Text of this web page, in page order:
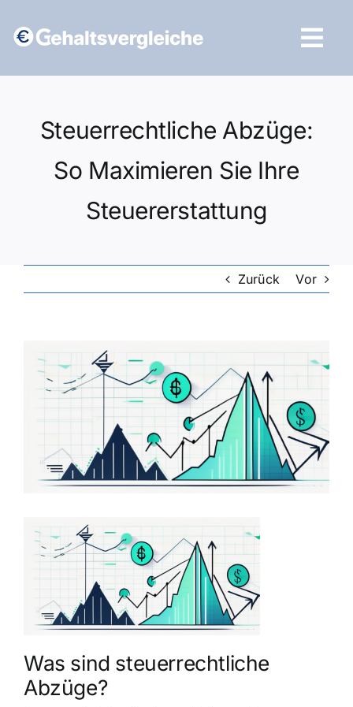
Inhalt
Steuerrechtliche Abzüge:
So Maximieren Sie Ihre
Steuererstattung
Zurück Vor
grösseres
Bild
Was sind steuerrechtliche
Abzüge?